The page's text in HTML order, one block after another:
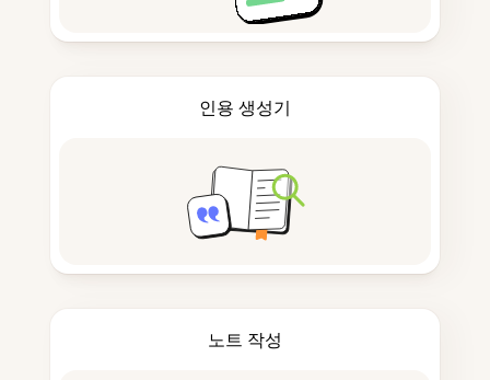
인용 생성기
노트 작성